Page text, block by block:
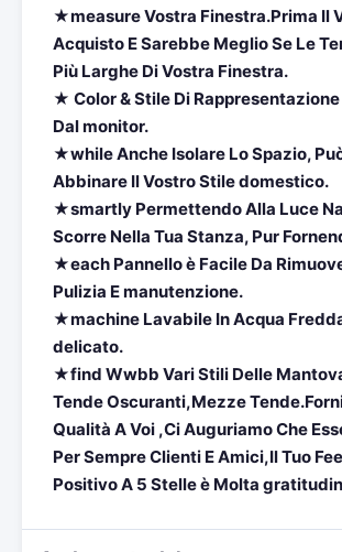
★measure Vostra Finestra.Prima Il
Acquisto E Sarebbe Meglio Se Le
Più Larghe Di Vostra Finestra.
★ Color & Stile Di
Dal monitor.
★while Anche Isolare Lo Spazio,
Abbinare Il Vostro Stile domestico.
★smartly Permettendo Alla Luce
Scorre Nella Tua Stanza, Pur
★each Pannello è Facile Da
Pulizia E manutenzione.
★machine Lavabile In Acqua
delicato.
★find Wwbb Vari Stili Delle
Tende Oscuranti,Mezze
Qualità A Voi ,Ci Auguriamo Che
Per Sempre Clienti E Amici,Il Tuo
Positivo A 5 Stelle è Molta